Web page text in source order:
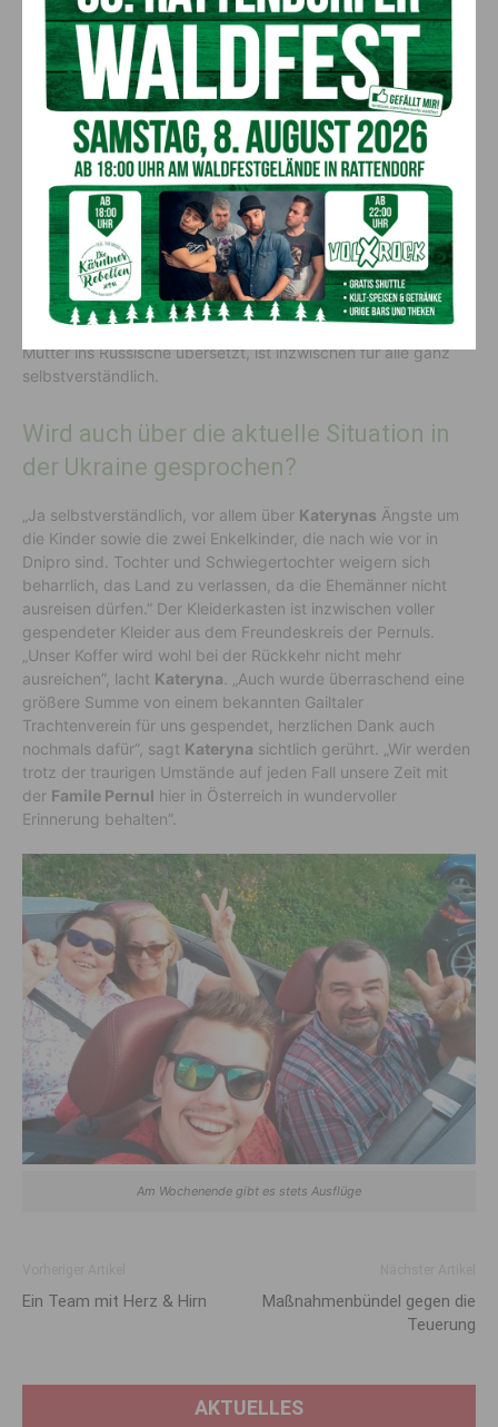
Und wie ist die Stimmung nach sechs
Wochen des Zusammenlebens?
Alle lachen fröhlich – keiner von allen Beteiligten hätte sich
auch nur im Entferntesten vorstellen können, dass es so
wunderbar funktionieren könnte, mit wildfremden Menschen
zusammenzuleben. „Unser Geheimnis ist wohl, dass es keine
Geheimnisse gibt. Wir sprechen über alles und reden uns
einfach aus, bevor es wegen Kleinigkeiten zu
Missverständnissen kommt, und das funktioniert bislang
großartig”. Dass beim gemeinsamen Essen Englisch
gesprochen wird undKateryna
dabei gleichzeitig für ihre
Mutter ins Russische übersetzt, ist inzwischen für alle ganz
selbstverständlich.
Wird auch über die aktuelle Situation in
der Ukraine gesprochen?
„Ja selbstverständlich, vor allem über Katerynas Ängste um
die Kinder sowie die zwei Enkelkinder, die nach wie vor in
Dnipro sind. Tochter und Schwiegertochter weigern sich
beharrlich, das Land zu verlassen, da die Ehemänner nicht
ausreisen dürfen.” Der Kleiderkasten ist inzwischen voller
gespendeter Kleider aus dem Freundeskreis der Pernuls.
„Unser Koffer wird wohl bei der Rückkehr nicht mehr
ausreichen”, lacht Kateryna . „Auch wurde überraschend eine
größere Summe von einem bekannten Gailtaler
Trachtenverein für uns gespendet, herzlichen Dank auch
nochmals dafür”, sagt Kateryna sichtlich gerührt. „Wir werden
trotz der traurigen Umstände auf jeden Fall unsere Zeit mit
der Famile Pernul hier in Österreich in wundervoller
Erinnerung behalten”.
Am Wochenende gibt es stets Ausflüge
Ein Team mit Herz & Hirn
Maßnahmenbündel gegen die
Teuerung
AKTUELLES